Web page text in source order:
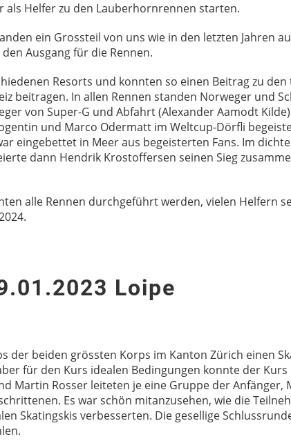
als Helfer zu den Lauberhornrennen starten.
ein Grossteil von uns wie in den letzten Jahren
Ausgang für die Rennen.
Resorts und konnten so einen Beitrag zu den
beitragen. In allen Rennen standen Norweger und
von Super-G und Abfahrt (Alexander Aamodt
und Marco Odermatt im Weltcup-Dörfli
eingebettet in Meer aus begeisterten Fans. Im
dann Hendrik Krostoffersen seinen Sieg
alle Rennen durchgeführt werden, vielen Helfern
Loipe
der beiden grössten Korps im Kanton Zürich einen
für den Kurs idealen Bedingungen konnte der Kurs
Martin Rosser leiteten je eine Gruppe der Anfänger,
Es war schön mitanzusehen, wie die
Skatingskis verbesserten. Die gesellige